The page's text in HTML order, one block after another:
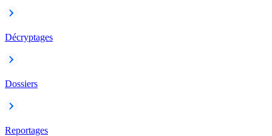
Décryptages
Dossiers
Reportages